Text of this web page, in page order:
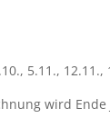
5.11.,
wird